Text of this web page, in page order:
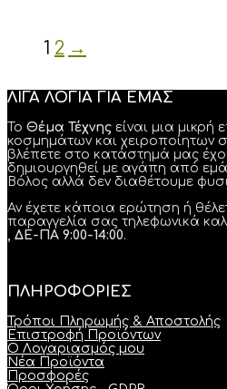
1 2 →
ΛΙΓΑ ΛΟΓΙΑ ΓΙΑ ΕΜΑΣ
Το Θέμα Τέχνης είναι μια
κοσμημάτων και χειροποίητων
βλέπετε στο κατάστημά μας
δημιουργηθεί με αγάπη από
Βόλος αλλά δεν διαθέτουμε
Αν έχετε κάποια ερώτηση ή
παραγγελία σας τηλεφωνικά
, ΔΕ-ΠΑ 9:00-14:00.
ΠΛΗΡΟΦΟΡΙΕΣ
Τρόποι Πληρωμής & Αποστολής
Επιστροφή Προϊόντων
Ο Λογαριασμός μου
Νέα Προϊόντα
Προσφορές